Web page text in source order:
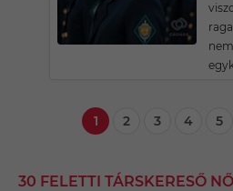
1 2 3 4 5
30 FELETTI TÁRSKERESŐ